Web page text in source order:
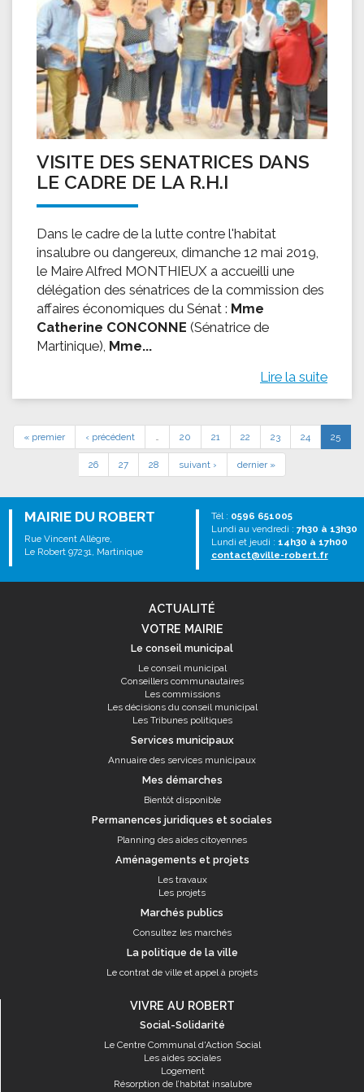
VISITE DES SENATRICES DANS
LE CADRE DE LA R.H.I
Dans le cadre de la lutte contre l'habitat
insalubre ou dangereux, dimanche 12 mai 2019,
le Maire Alfred MONTHIEUX a accueilli une
délégation des sénatrices de la commission des
affaires économiques du Sénat : Mme
Catherine CONCONNE (Sénatrice de
Martinique), Mme...
Lire la suite
« premier ‹ précédent … 20 21 22 23 24 25
26 27 28 suivant › dernier »
MAIRIE DU ROBERT
Rue Vincent Allègre,
Le Robert 97231, Martinique
Tél : 0596 651005
Lundi au vendredi : 7h30 à 13h30
Lundi et jeudi : 14h30 à 17h00
contact@ville-robert.fr
ACTUALITÉ
VOTRE MAIRIE
Le conseil municipal
Le conseil municipal
Conseillers communautaires
Les commissions
Les décisions du conseil municipal
Les Tribunes politiques
Services municipaux
Annuaire des services municipaux
Mes démarches
Bientôt disponible
Permanences juridiques et sociales
Planning des aides citoyennes
Aménagements et projets
Les travaux
Les projets
Marchés publics
Consultez les marchés
La politique de la ville
Le contrat de ville et appel à projets
VIVRE AU ROBERT
Social-Solidarité
Le Centre Communal d'Action Social
Les aides sociales
Logement
Résorption de l’habitat insalubre